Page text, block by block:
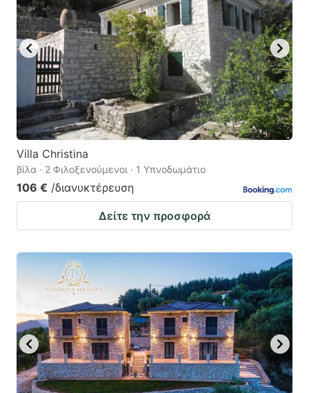
Villa Christina
βίλα · 2 Φιλοξενούμενοι · 1 Υπνοδωμάτιο
106 € /διανυκτέρευση
Δείτε την προσφορά